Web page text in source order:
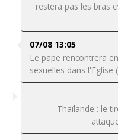
restera pas les bras
07/08 13:05
Le pape rencontrera
sexuelles dans l'Eglise
Thaïlande : le